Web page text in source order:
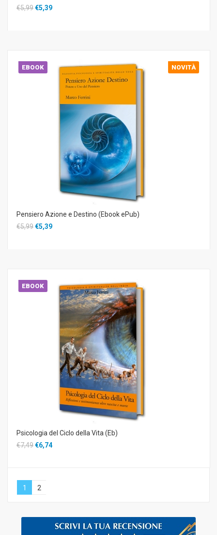
€5,99€5,39
EBOOK NOVITÀ
Pensiero Azione e Destino (Ebook ePub)
€5,99€5,39
EBOOK
Psicologia del Ciclo della Vita (Eb)
€7,49€6,74
1 2